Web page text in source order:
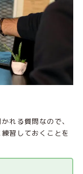
れる質問なので、
習しておくことを